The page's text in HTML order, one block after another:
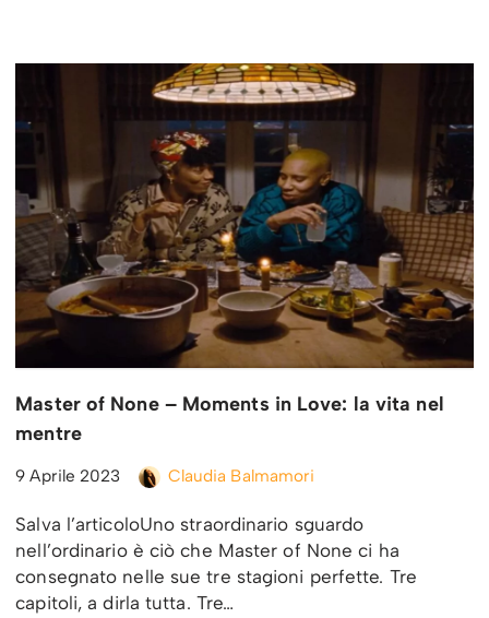
Master of None – Moments in Love: la vita nel
mentre
9 Aprile 2023 Claudia Balmamori
Salva l’articoloUno straordinario sguardo
nell’ordinario è ciò che Master of None ci ha
consegnato nelle sue tre stagioni perfette. Tre
capitoli, a dirla tutta. Tre…